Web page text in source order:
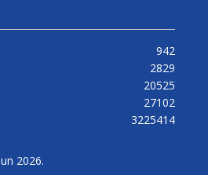
942
2829
20525
27102
3225414
2026.